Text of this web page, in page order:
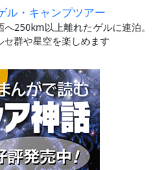
ル・キャンプツアー
250km以上離れたゲルに連泊。
群や星空を楽しめます